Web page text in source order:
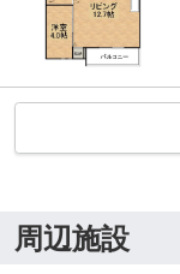
周辺施設